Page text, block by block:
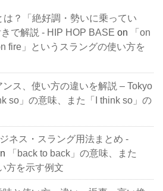
？「絶好調・勢いに乗ってい
で解説 - HIP HOP BASE on
「on
fire」というスラングの使い方を
ス、使い方の違いを解説 – Tokyo
so」の意味、また「I think so」の
ネス・スラング用法まとめ -
「back to back」の意味、また
方を示す例文